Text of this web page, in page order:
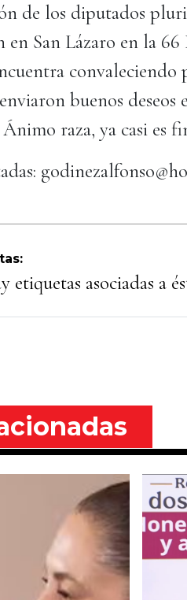
de los diputados
en San Lázaro en la
buenos deseos
raza, ya casi es
etiquetas asociadas a